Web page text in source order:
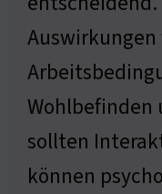
Auswirkungen
Wohlbefinden
sollten
können